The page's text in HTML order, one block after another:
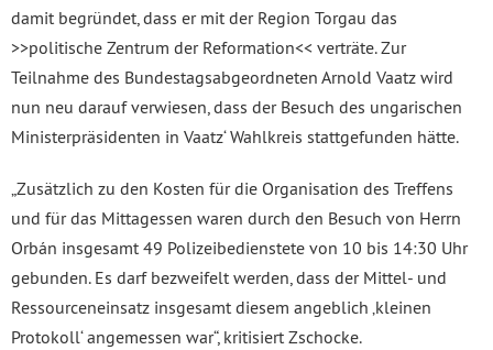
damit begründet, dass er mit der Region Torgau das
>>politische Zentrum der Reformation<< verträte. Zur
Teilnahme des Bundestagsabgeordneten Arnold Vaatz wird
nun neu darauf verwiesen, dass der Besuch des ungarischen
Ministerpräsidenten in Vaatz‘ Wahlkreis stattgefunden hätte.
„Zusätzlich zu den Kosten für die Organisation des Treffens
und für das Mittagessen waren durch den Besuch von Herrn
Orbán insgesamt 49 Polizeibedienstete von 10 bis 14:30 Uhr
gebunden. Es darf bezweifelt werden, dass der Mittel- und
Ressourceneinsatz insgesamt diesem angeblich ‚kleinen
Protokoll‘ angemessen war“, kritisiert Zschocke.